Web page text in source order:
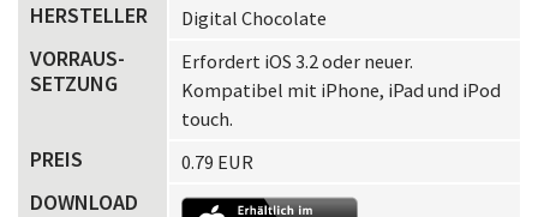
HERSTELLER Digital Chocolate
VORRAUS­
SETZUNG
Erfordert iOS 3.2 oder neuer.
Kompatibel mit iPhone, iPad und iPod
touch.
PREIS 0.79 EUR
DOWNLOAD